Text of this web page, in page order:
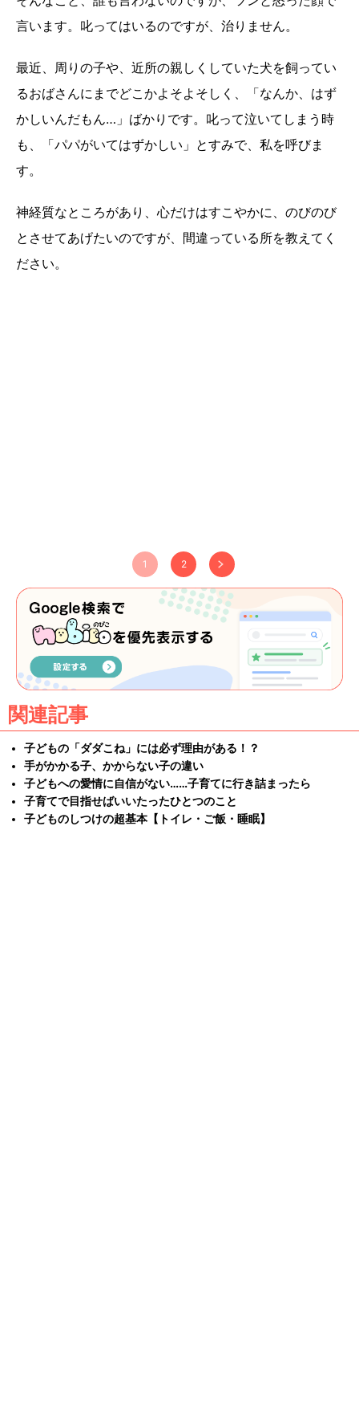
言います。叱ってはいるのですが、治りません。
最近、周りの子や、近所の親しくしていた犬を飼ってい
るおばさんにまでどこかよそよそしく、「なんか、はず
かしいんだもん…」ばかりです。叱って泣いてしまう時
も、「パパがいてはずかしい」とすみで、私を呼びま
す。
神経質なところがあり、心だけはすこやかに、のびのび
とさせてあげたいのですが、間違っている所を教えてく
ださい。
1 2
関連記事
子どもの「ダダこね」には必ず理由がある！？
手がかかる子、かからない子の違い
子どもへの愛情に自信がない……子育てに行き詰まったら
子育てで目指せばいいたったひとつのこと
子どものしつけの超基本【トイレ・ご飯・睡眠】